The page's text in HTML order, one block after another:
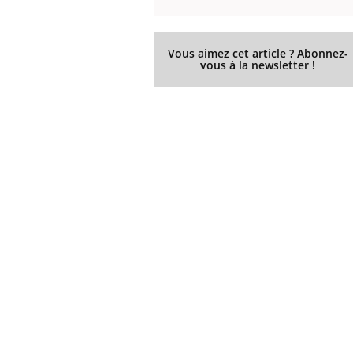
Vous aimez cet article ? Abonnez-
vous à la newsletter !